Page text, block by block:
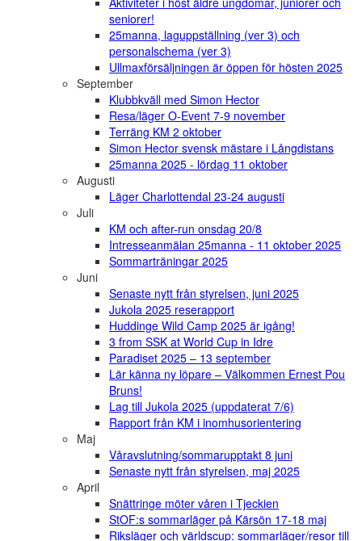
seniorer!
25manna, laguppställning (ver 3) och
personalschema (ver 3)
Ullmaxförsäljningen är öppen för hösten 2025
September
Klubbkväll med Simon Hector
Resa/läger O-Event 7-9 november
Terräng KM 2 oktober
Simon Hector svensk mästare i Långdistans
25manna 2025 - lördag 11 oktober
Augusti
Läger Charlottendal 23-24 augusti
Juli
KM och after-run onsdag 20/8
Intresseanmälan 25manna - 11 oktober 2025
Sommarträningar 2025
Juni
Senaste nytt från styrelsen, juni 2025
Jukola 2025 reserapport
Huddinge Wild Camp 2025 är igång!
3 from SSK at World Cup in Idre
Paradiset 2025 – 13 september
Lär känna ny löpare – Välkommen Ernest Pou
Bruns!
Lag till Jukola 2025 (uppdaterat 7/6)
Rapport från KM i inomhusorientering
Maj
Våravslutning/sommarupptakt 8 juni
Senaste nytt från styrelsen, maj 2025
April
Snättringe möter våren i Tjeckien
StOF:s sommarläger på Kärsön 17-18 maj
Riksläger och världscup: sommarläger/resor till